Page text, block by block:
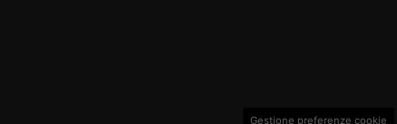
Gestione preferenze cookie